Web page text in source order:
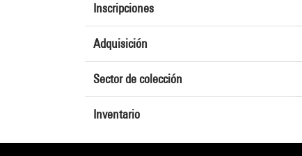
Inscripciones
Adquisición
Sector de colección
Inventario